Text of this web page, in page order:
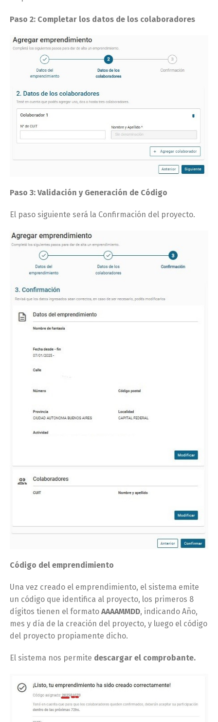
Paso 2: Completar los datos de los colaboradores
Paso 3: Validación y Generación de Código
El paso siguiente será la Confirmación del proyecto.
Código del emprendimiento
Una vez creado el emprendimiento, el sistema emite
un código que identifica al proyecto, los primeros 8
dígitos tienen el formato AAAAMMDD, indicando Año,
mes y día de la creación del proyecto, y luego el código
del proyecto propiamente dicho.
El sistema nos permite descargar el comprobante.